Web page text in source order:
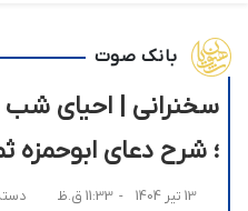
بانک صوت
سخنرانی | احیای
؛ شرح دعای ابوحمزه
13 تیر 1404 - 11:33 ق.ظ